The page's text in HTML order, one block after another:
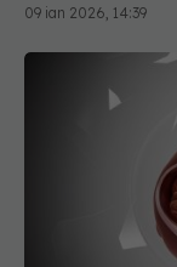
09 ian 2026, 14:39